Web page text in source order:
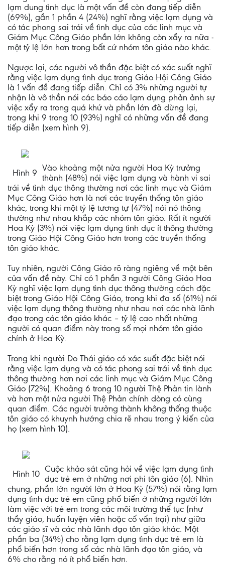
lạm dung tình dục là một vấn đề còn đang tiếp diễn
(69%), gần 1 phần 4 (24%) nghĩ rằng việc lạm dụng và
có tác phong sai trái về tình dục của các linh mục và
Giám Mục Công Giáo phần lớn không còn xẩy ra nữa -
một tỷ lệ lớn hơn trong bất cứ nhóm tôn giáo nào khác.
Ngược lại, các người vô thần đặc biệt có xác suất nghĩ
rằng việc lạm dụng tình dục trong Giáo Hội Công Giáo
là 1 vấn đề đang tiếp diễn. Chỉ có 3% những người tự
nhận là vô thần nói các báo cáo lạm dụng phản ảnh sự
việc xẩy ra trong quá khứ và phần lớn đã dừng lại,
trong khi 9 trong 10 (93%) nghĩ có những vấn đề đang
tiếp diễn (xem hình 9).
Hình 9 Vào khoảng một nửa người Hoa Kỳ trưởng
thành (48%) nói việc lạm dụng và hành vi sai
trái về tình dục thông thường nơi các linh mục và Giám
Mục Công Giáo hơn là nơi các truyền thống tôn giáo
khác, trong khi một tỷ lệ tương tự (47%) nói nó thông
thường như nhau khắp các nhóm tôn giáo. Rất ít người
Hoa Kỳ (3%) nói việc lạm dụng tình dục ít thông thường
trong Giáo Hội Công Giáo hơn trong các truyền thống
tôn giáo khác.
Tuy nhiên, người Công Giáo rõ ràng ngiêng về một bên
của vấn đề này. Chỉ có 1 phần 3 người Công Giáo Hoa
Kỳ nghĩ việc lạm dụng tình dục thông thường cách đặc
biệt trong Giáo Hội Công Giáo, trong khi đa số (61%) nói
việc lạm dụng thông thường như nhau nơi các nhà lãnh
đạo trong các tôn giáo khác – tỷ lệ cao nhất những
người có quan điểm này trong số mọi nhóm tôn giáo
chính ở Hoa Kỳ.
Trong khi người Do Thái giáo có xác suất đặc biệt nói
rằng việc lạm dụng và có tác phong sai trái về tình dục
thông thường hơn nơi các linh mục và Giám Mục Công
Giáo (72%). Khoảng 6 trong 10 người Thệ Phản tin lành
và hơn một nửa người Thệ Phản chính dòng có cùng
quan điểm. Các người trưởng thành không thống thuộc
tôn giáo có khuynh hướng chia rẽ nhau trong ý kiến của
họ (xem hình 10).
Hình 10 Cuộc khảo sát cũng hỏi về việc lạm dụng tình
dục trẻ em ở những nơi phi tôn giáo (6). Nhìn
chung, phần lớn người lớn ở Hoa Kỳ (57%) nói rằng lạm
dụng tình dục trẻ em cũng phổ biến ở những người lớn
làm việc với trẻ em trong các môi trường thế tục (như
thầy giáo, huấn luyện viên hoặc cố vấn trại) như giữa
các giáo sĩ và các nhà lãnh đạo tôn giáo khác. Một
phần ba (34%) cho rằng lạm dụng tình dục trẻ em là
phổ biến hơn trong số các nhà lãnh đạo tôn giáo, và
6% cho rằng nó ít phổ biến hơn.